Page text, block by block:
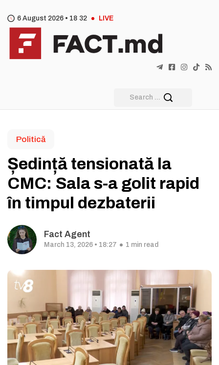
6 August 2026 • 18 32 LIVE
Politică
Ședință tensionată la
CMC: Sala s-a golit rapid
în timpul dezbaterii
Fact Agent
March 13, 2026 • 18:27 1 min read